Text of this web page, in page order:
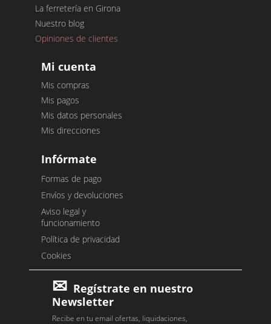
La ferretería en Girona
Nuestro blog
Opiniones de clientes
Mi cuenta
Mis compras
Mis pagos
Mis datos personales
Mis direcciones
Infórmate
Formas de pago
Envíos y devoluciones
Aviso legal y
funcionamiento
Política de privacidad
Cookies
Regístrate en nuestro
Newsletter
Recibe en tu email ofertas, liquidaciones,